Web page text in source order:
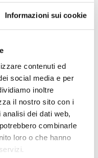
Informazioni sui cookie
contenuti ed
social media e per
inoltre
il nostro sito con i
dei dati web,
combinarle
loro o che hanno
il sito web
e le
quei costi che
progetto. Si